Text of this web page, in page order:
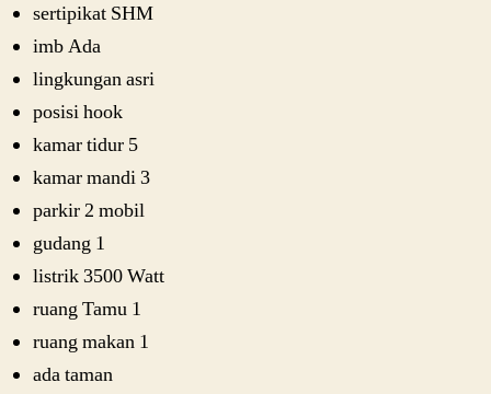
sertipikat SHM
imb Ada
lingkungan asri
posisi hook
kamar tidur 5
kamar mandi 3
parkir 2 mobil
gudang 1
listrik 3500 Watt
ruang Tamu 1
ruang makan 1
ada taman